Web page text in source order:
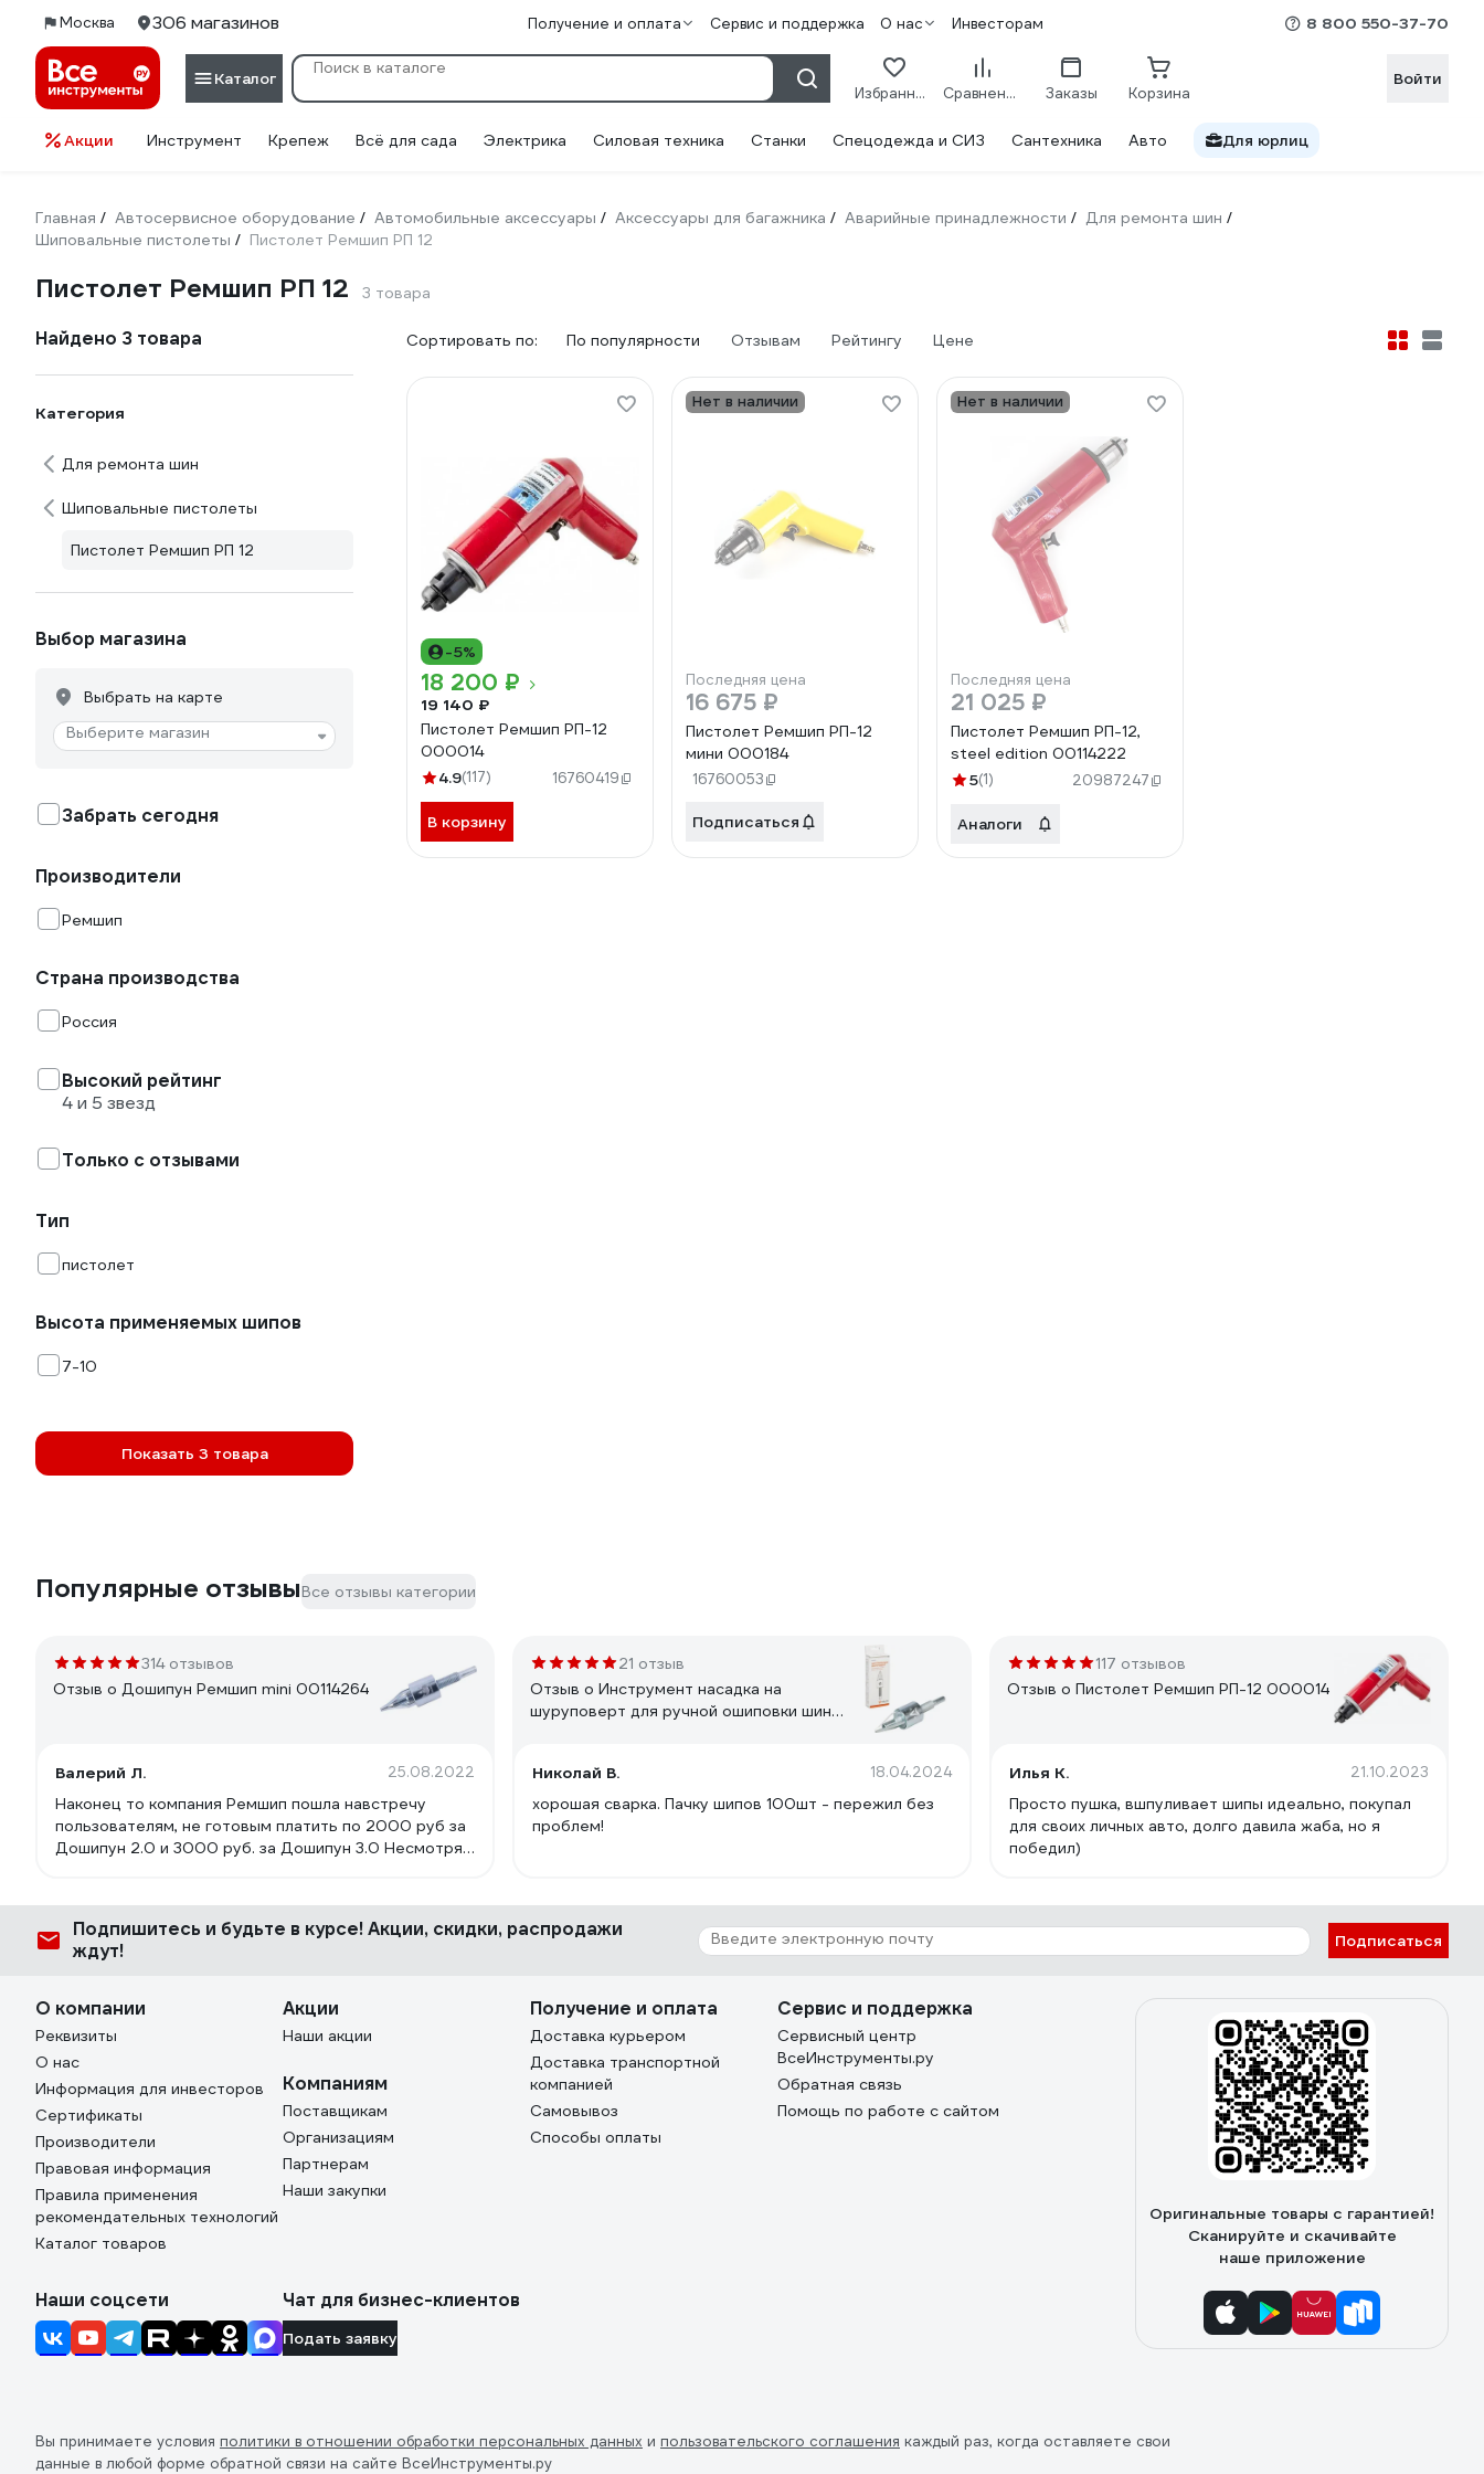
Москва 306 магазинов Получение и оплата Сервис и поддержка О нас Инвесторам 8 800 550-37-70
Каталог
Избранное Сравнение Заказы Корзина
Войти
Акции Инструмент Крепеж Всё для сада Электрика Силовая техника Станки Спецодежда и СИЗ Сантехника Авто Для юрлиц
Главная / Автосервисное оборудование / Автомобильные аксессуары / Аксессуары для багажника / Аварийные принадлежности / Для ремонта шин /
Шиповальные пистолеты / Пистолет Ремшип РП 12
Пистолет Ремшип РП 12 3 товара
Найдено 3 товара
Категория
Для ремонта шин
Шиповальные пистолеты
Пистолет Ремшип РП 12
Выбор магазина
Выбрать на карте
Выберите магазин
Забрать сегодня
Производители
Ремшип
Страна производства
Россия
Высокий рейтинг
4 и 5 звезд
Только с отзывами
Тип
пистолет
Высота применяемых шипов
7-10
Показать 3 товара
Сортировать по: По популярности Отзывам Рейтингу Цене
-5%
18 200 ₽
19 140 ₽
Пистолет Ремшип РП-12
000014
4.9(117) 16760419
В корзину
Нет в наличии
Последняя цена
16 675 ₽
Пистолет Ремшип РП-12
мини 000184
16760053
Подписаться
Нет в наличии
Последняя цена
21 025 ₽
Пистолет Ремшип РП-12,
steel edition 00114222
5(1) 20987247
Аналоги
Популярные отзывыВсе отзывы категории
314 отзывов
Отзыв о Дошипун Ремшип mini 00114264
Валерий Л. 25.08.2022
Наконец то компания Ремшип пошла навстречу
пользователям, не готовым платить по 2000 руб за
Дошипун 2.0 и 3000 руб. за Дошипун 3.0 Несмотря
комплекте, туба 5 гр. Дошипун поставляется в
красивой коробочке. не стыдно подарить и удобно
Процедура дошиповки несложная, рука набивается
следовать моим правилам. Проблема одна, можно
неровно посадить шип, особенно по краю колеса,
где поверхность завалена. Тут нужно развивать
глазомер или держать шуроповёрт по угольнику,
упёртому в колесо.
21 отзыв
Отзыв о Инструмент насадка на
шуруповерт для ручной ошиповки шин
Николай В.
18.04.2024
хорошая сварка. Пачку шипов 100шт - пережил без
проблем!
117 отзывов
Отзыв о Пистолет Ремшип РП-12 000014
Илья К. 21.10.2023
Просто пушка, вшпуливает шипы идеально, покупал
для своих личных авто, долго давила жаба, но я
победил)
Подпишитесь и будьте в курсе! Акции, скидки, распродажи
ждут!
Подписаться
О компании
Реквизиты
О нас
Информация для инвесторов
Сертификаты
Производители
Правовая информация
Правила применения
рекомендательных технологий
Каталог товаров
Акции
Наши акции
Компаниям
Поставщикам
Организациям
Партнерам
Наши закупки
Получение и оплата
Доставка курьером
Доставка транспортной
компанией
Самовывоз
Способы оплаты
Сервис и поддержка
Сервисный центр
ВсеИнструменты.ру
Обратная связь
Помощь по работе с сайтом
Оригинальные товары с гарантией!
Сканируйте и скачивайте
наше приложение
Наши соцсети Чат для бизнес-клиентов
Подать заявку
Вы принимаете условия политики в отношении обработки персональных данных и пользовательского соглашения каждый раз, когда оставляете свои
данные в любой форме обратной связи на сайте ВсеИнструменты.ру